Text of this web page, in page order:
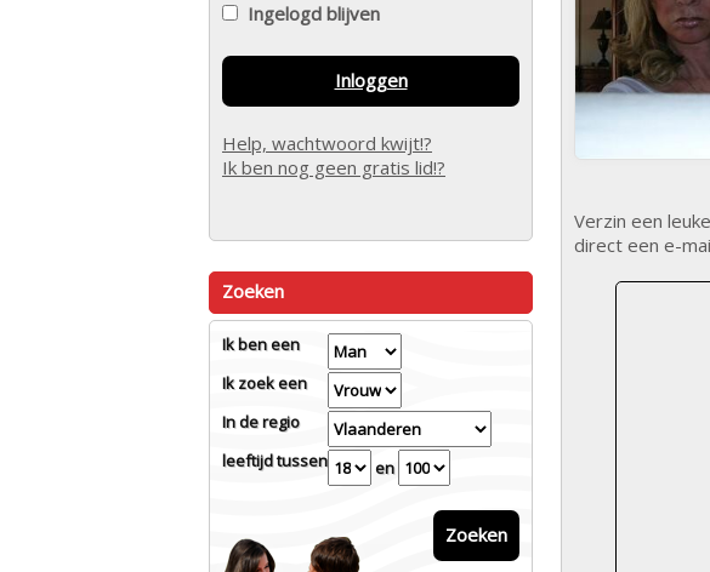
Verzin een
direct een e-
Ingelogd blijven
Inloggen
Help, wachtwoord kwijt!?
Ik ben nog geen gratis lid!?
Zoeken
Ik ben een
Ik zoek een
In de regio
leeftijd tussen
en
Zoeken